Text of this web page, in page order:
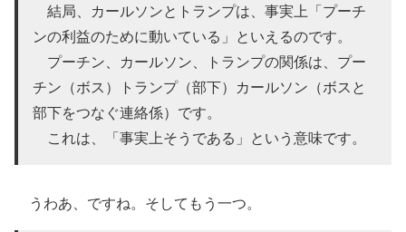
結局、カールソンとトランプは、事実上「プーチ
ンの利益のために動いている」といえるのです。
プーチン、カールソン、トランプの関係は、プー
チン（ボス）トランプ（部下）カールソン（ボスと
部下をつなぐ連絡係）です。
これは、「事実上そうである」という意味です。
うわあ、ですね。そしてもう一つ。